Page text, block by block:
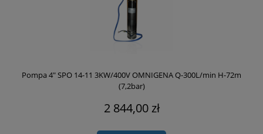
Pompa 4" SPO 14-11 3KW/400V OMNIGENA Q-300L/min H-72m
(7,2bar)
2 844,00 zł